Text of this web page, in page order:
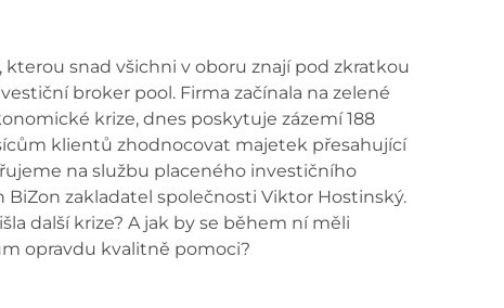
snad všichni v oboru znají pod zkratkou
broker pool. Firma začínala na zelené
krize, dnes poskytuje zázemí 188
klientů zhodnocovat majetek přesahující
na službu placeného investičního
BiZon zakladatel společnosti Viktor Hostinský.
další krize? A jak by se během ní měli
opravdu kvalitně pomoci?